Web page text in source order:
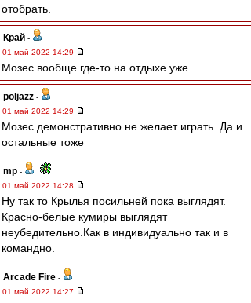
отобрать.
Край -
01 май 2022 14:29
Мозес вообще где-то на отдыхе уже.
poljazz -
01 май 2022 14:29
Мозес демонстративно не желает играть. Да и
остальные тоже
mp -
01 май 2022 14:28
Ну так то Крылья посильней пока выглядят.
Красно-белые кумиры выглядят
неубедительно.Как в индивидуально так и в
командно.
Arcade Fire -
01 май 2022 14:27